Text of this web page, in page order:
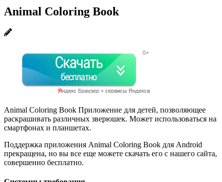
Animal Coloring Book
Animal Coloring Book Приложение для детей, позволяющее
раскрашивать различных зверюшек. Может использоваться на
смартфонах и планшетах.
Поддержка приложения Animal Coloring Book для Android
прекращена, но вы все еще можете скачать его с нашего сайта,
совершенно бесплатно.